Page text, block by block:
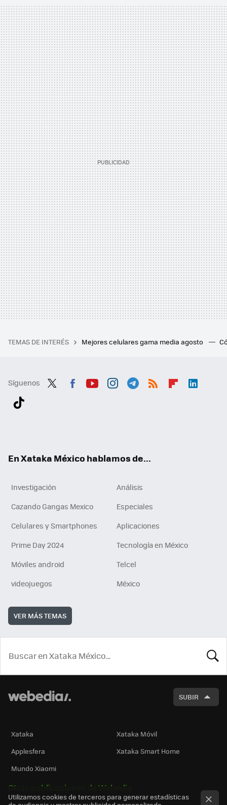
TEMAS DE INTERÉS Mejores celulares gama media agosto
Síguenos
En Xataka México hablamos de...
Investigación
Análisis
Cazando Gangas Mexico
Especiales
Celulares y Smartphones
Aplicaciones
Prime Day 2024
Tecnología en México
Móviles android
Telcel
videojuegos
México
VER MÁS TEMAS
SUBIR
Xataka
Xataka Móvil
Applesfera
Xataka Smart Home
Mundo Xiaomi
Otras publicaciones de Webedia
Utilizamos cookies de terceros para generar estadísticas